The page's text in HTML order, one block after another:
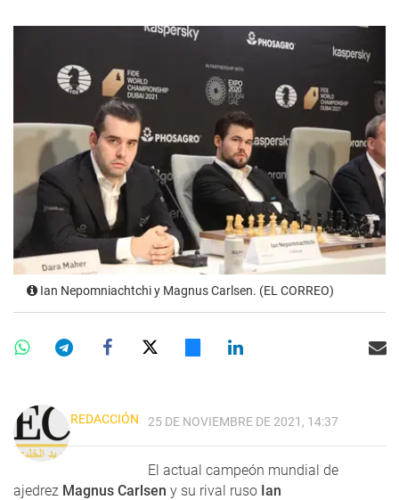
Ian Nepomniachtchi y Magnus Carlsen. (EL CORREO)
REDACCIÓN 25 DE NOVIEMBRE DE 2021, 14:37
El actual campeón mundial de
ajedrez Magnus Carlsen y su rival ruso Ian